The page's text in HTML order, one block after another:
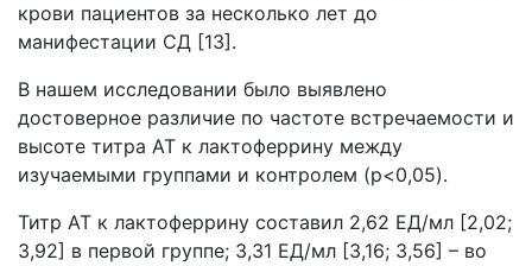
крови пациентов за несколько лет до
манифестации СД [13].
В нашем исследовании было выявлено
достоверное различие по частоте встречаемости и
высоте титра АТ к лактоферрину между
изучаемыми группами и контролем (p<0,05).
Титр АТ к лактоферрину составил 2,62 ЕД/мл [2,02;
3,92] в первой группе; 3,31 ЕД/мл [3,16; 3,56] – во